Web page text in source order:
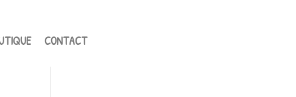
CONTACT